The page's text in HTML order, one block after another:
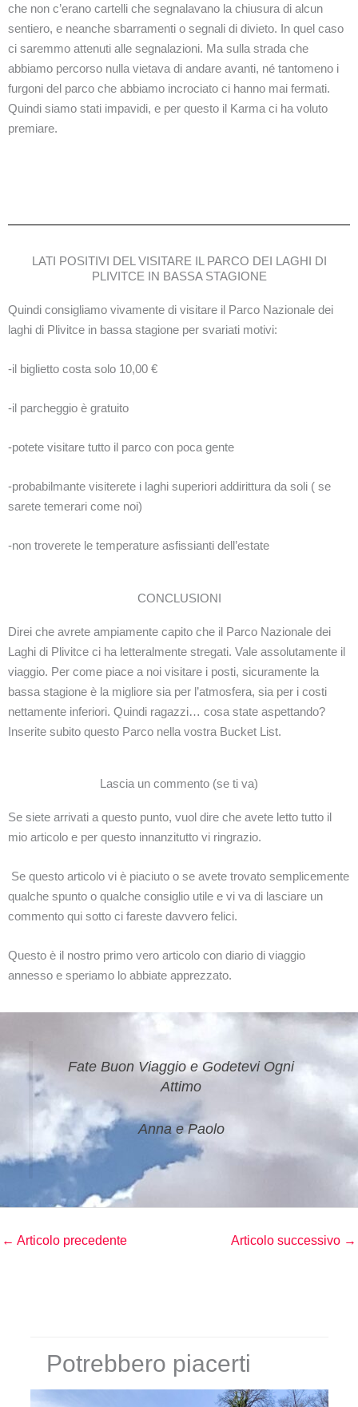
che non c’erano cartelli che segnalavano la chiusura di alcun
sentiero, e neanche sbarramenti o segnali di divieto. In quel caso
ci saremmo attenuti alle segnalazioni. Ma sulla strada che
abbiamo percorso nulla vietava di andare avanti, né tantomeno i
furgoni del parco che abbiamo incrociato ci hanno mai fermati.
Quindi siamo stati impavidi, e per questo il Karma ci ha voluto
premiare.
LATI POSITIVI DEL VISITARE IL PARCO DEI LAGHI DI
PLIVITCE IN BASSA STAGIONE
Quindi consigliamo vivamente di visitare il Parco Nazionale dei
laghi di Plivitce in bassa stagione per svariati motivi:
-il biglietto costa solo 10,00 €
-il parcheggio è gratuito
-potete visitare tutto il parco con poca gente
-probabilmante visiterete i laghi superiori addirittura da soli ( se
sarete temerari come noi)
-non troverete le temperature asfissianti dell’estate
CONCLUSIONI
Direi che avrete ampiamente capito che il Parco Nazionale dei
Laghi di Plivitce ci ha letteralmente stregati. Vale assolutamente il
viaggio. Per come piace a noi visitare i posti, sicuramente la
bassa stagione è la migliore sia per l’atmosfera, sia per i costi
nettamente inferiori. Quindi ragazzi… cosa state aspettando?
Inserite subito questo Parco nella vostra Bucket List.
Lascia un commento (se ti va)
Se siete arrivati a questo punto, vuol dire che avete letto tutto il
mio articolo e per questo innanzitutto vi ringrazio.
Se questo articolo vi è piaciuto o se avete trovato semplicemente
qualche spunto o qualche consiglio utile e vi va di lasciare un
commento qui sotto ci fareste davvero felici.
Questo è il nostro primo vero articolo con diario di viaggio
annesso e speriamo lo abbiate apprezzato.
Fate Buon Viaggio e Godetevi Ogni
Attimo
Anna e Paolo
← Articolo precedente Articolo successivo →
Potrebbero piacerti